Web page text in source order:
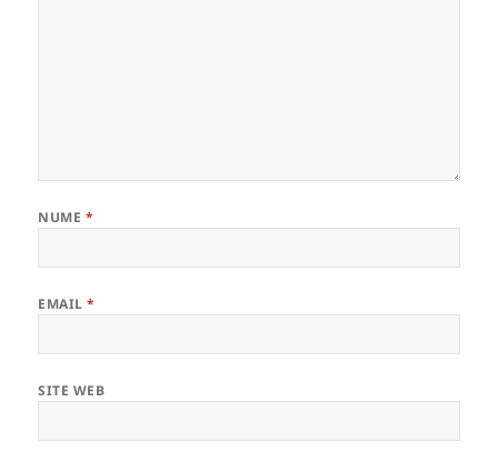
NUME *
EMAIL*
SITE WEB